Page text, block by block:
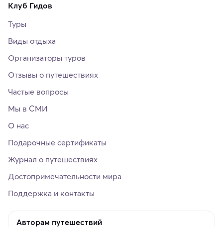
Клуб Гидов
Туры
Виды отдыха
Организаторы туров
Отзывы о путешествиях
Частые вопросы
Мы в СМИ
О нас
Подарочные сертификаты
Журнал о путешествиях
Достопримечательности мира
Поддержка и контакты
Авторам путешествий